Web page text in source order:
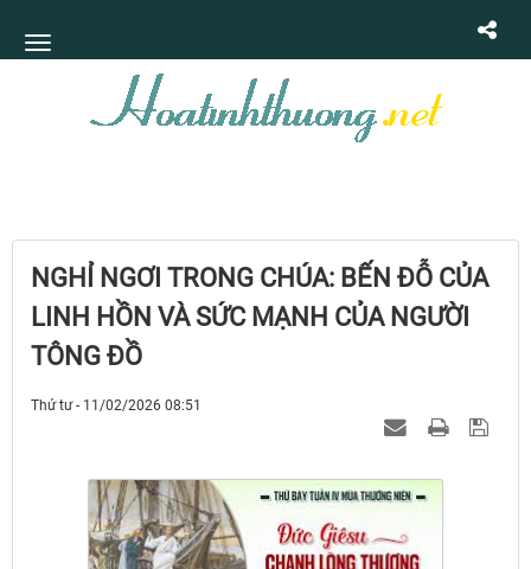
NGHỈ NGƠI TRONG CHÚA: BẾN ĐỖ CỦA
LINH HỒN VÀ SỨC MẠNH CỦA NGƯỜI
TÔNG ĐỒ
Thứ tư - 11/02/2026 08:51